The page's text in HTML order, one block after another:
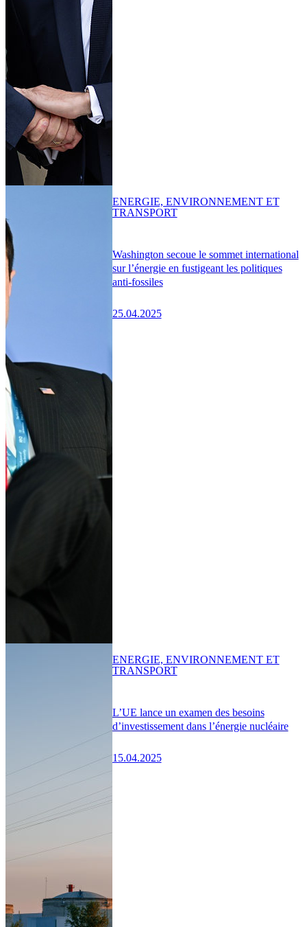
Washington secoue le sommet international
sur l’énergie en fustigeant les politiques
anti-fossiles
25.04.2025
ENERGIE, ENVIRONNEMENT ET
TRANSPORT
L’UE lance un examen des besoins
d’investissement dans l’énergie nucléaire
15.04.2025
ENERGIE, ENVIRONNEMENT ET
TRANSPORT